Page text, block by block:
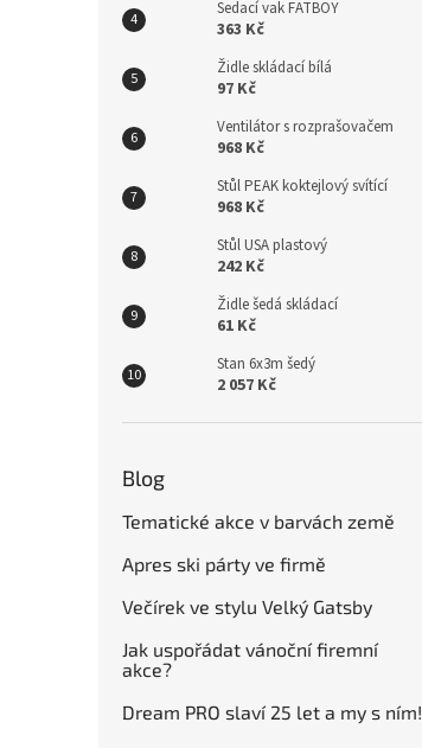
Sedací vak FATBOY
363 Kč
Židle skládací bílá
97 Kč
Ventilátor s rozprašovačem
968 Kč
Stůl PEAK koktejlový svítící
968 Kč
Stůl USA plastový
242 Kč
Židle šedá skládací
61 Kč
Stan 6x3m šedý
2 057 Kč
Blog
Tematické akce v barvách země
Apres ski párty ve firmě
Večírek ve stylu Velký Gatsby
Jak uspořádat vánoční firemní
akce?
Dream PRO slaví 25 let a my s ním!